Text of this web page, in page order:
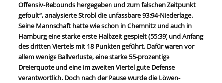
Offensiv-Rebounds hergegeben und zum falschen Zeitpunkt
gefoult“, analysierte Strobl die unfassbare 93:94-Niederlage.
Seine Mannschaft hatte wie schon in Chemnitz und auch in
Hamburg eine starke erste Halbzeit gespielt (55:39) und Anfang
des dritten Viertels mit 18 Punkten geführt. Dafür waren vor
allem wenige Ballverluste, eine starke 55-prozentige
Dreierquote und eine im zweiten Viertel gute Defense
verantwortlich. Doch nach der Pause wurde die Löwen-